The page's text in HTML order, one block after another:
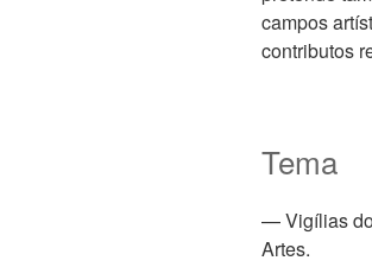
campos
contributos
Tema
— Vigílias do
Artes.